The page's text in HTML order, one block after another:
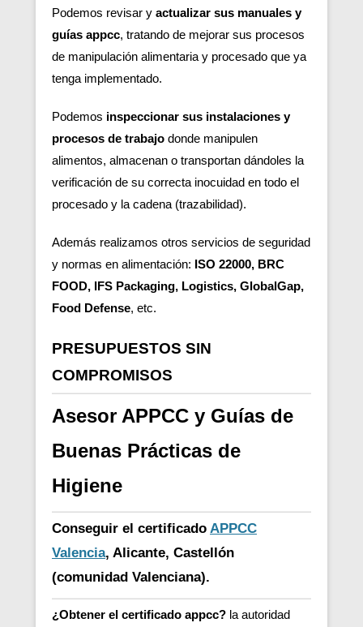
Podemos revisar y actualizar sus manuales y
guías appcc, tratando de mejorar sus procesos
de manipulación alimentaria y procesado que ya
tenga implementado.
Podemos inspeccionar sus instalaciones y
procesos de trabajo donde manipulen
alimentos, almacenan o transportan dándoles la
verificación de su correcta inocuidad en todo el
procesado y la cadena (trazabilidad).
Además realizamos otros servicios de seguridad
y normas en alimentación: ISO 22000, BRC
FOOD, IFS Packaging, Logistics, GlobalGap,
Food Defense, etc.
PRESUPUESTOS SIN
COMPROMISOS
Asesor APPCC y Guías de
Buenas Prácticas de
Higiene
Conseguir el certificado APPCC
Valencia, Alicante, Castellón
(comunidad Valenciana).
¿Obtener el certificado appcc? la autoridad